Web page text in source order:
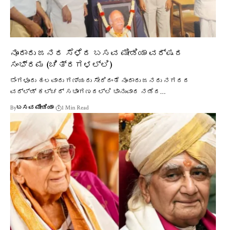
ನೂರಾರು ಜನರ ಸೆಳೆದ ಬಸವ ಮೀಡಿಯಾ ವರ್ಷದ
ಸಂಭ್ರಮ (ಚಿತ್ರಗಳಲ್ಲಿ)
ಬೆಂಗಳೂರು ಹಲವಾರು ಗಣ್ಯರು ಸೇರಿದಂತೆ ನೂರಾರು ಜನರು ನಗರದ
ವರ್ಲ್ಡ್ ಕಲ್ಚರ್ ಸಭಾಂಗಣದಲ್ಲಿ ಭಾನುವಾರ ನಡೆದ…
Byಬಸವ ಮೀಡಿಯಾ 1 Min Read